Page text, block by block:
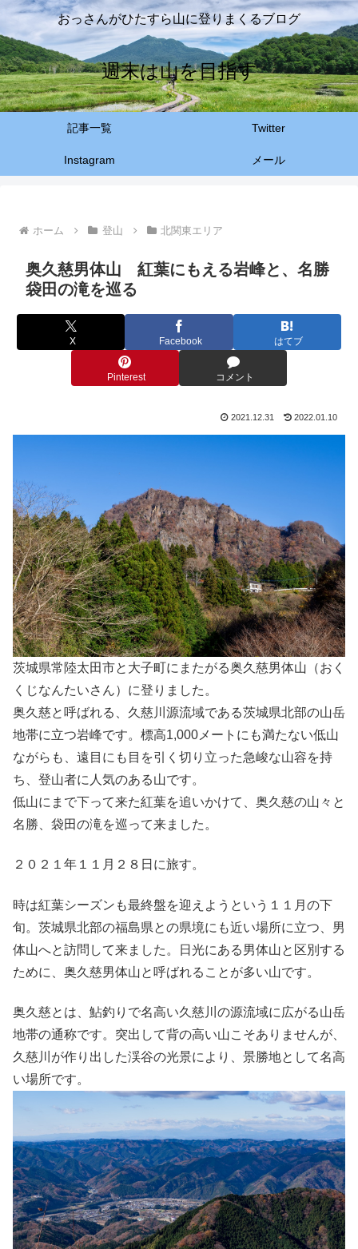
おっさんがひたすら山に登りまくるブログ
週末は山を目指す
記事一覧 Twitter
Instagram メール
ホーム 登山 北関東エリア
奥久慈男体山 紅葉にもえる岩峰と、名勝
袋田の滝を巡る
X Facebook はてブ
Pinterest コメント
2021.12.31 2022.01.10
茨城県常陸太田市と大子町にまたがる奥久慈男体山（おく
くじなんたいさん）に登りました。
奥久慈と呼ばれる、久慈川源流域である茨城県北部の山岳
地帯に立つ岩峰です。標高1,000メートにも満たない低山
ながらも、遠目にも目を引く切り立った急峻な山容を持
ち、登山者に人気のある山です。
低山にまで下って来た紅葉を追いかけて、奥久慈の山々と
名勝、袋田の滝を巡って来ました。
２０２１年１１月２８日に旅す。
時は紅葉シーズンも最終盤を迎えようという１１月の下
旬。茨城県北部の福島県との県境にも近い場所に立つ、男
体山へと訪問して来ました。日光にある男体山と区別する
ために、奥久慈男体山と呼ばれることが多い山です。
奥久慈とは、鮎釣りで名高い久慈川の源流域に広がる山岳
地帯の通称です。突出して背の高い山こそありませんが、
久慈川が作り出した渓谷の光景により、景勝地として名高
い場所です。